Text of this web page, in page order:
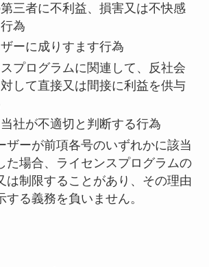
三者に不利益、損害又は不快感
為
ーに成りすます行為
プログラムに関連して、反社会
して直接又は間接に利益を供与
社が不適切と判断する行為
ザーが前項各号のいずれかに該当
た場合、ライセンスプログラムの
は制限することがあり、その理由
する義務を負いません。